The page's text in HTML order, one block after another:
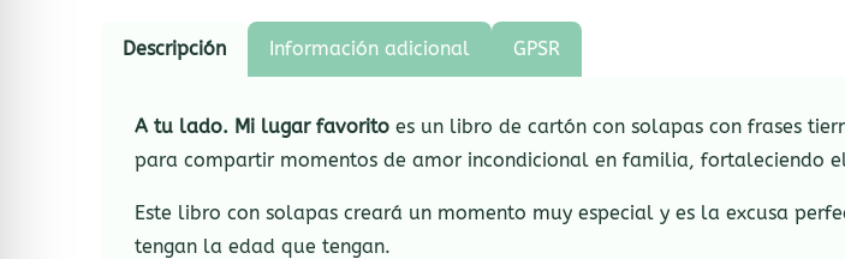
Descripción Información adicional GPSR
A tu lado. Mi lugar favorito es un libro de cartón con solapas con frases
para compartir momentos de amor incondicional en familia, fortaleciendo
Este libro con solapas creará un momento muy especial y es la excusa
tengan la edad que tengan.